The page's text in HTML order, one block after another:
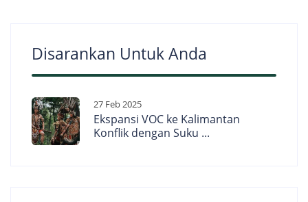
Disarankan Untuk Anda
27 Feb 2025
Ekspansi VOC ke Kalimantan
Konflik dengan Suku ...